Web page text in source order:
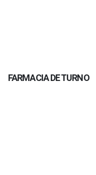
FARMACIA DE TURNO